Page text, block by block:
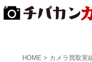
HOME > カメラ買取実